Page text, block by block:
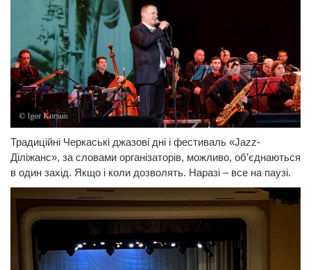
Традиційні Черкаські джазові дні і фестиваль «Jazz-
Діліжанс», за словами організаторів, можливо, об’єднаються
в один захід. Якщо і коли дозволять. Наразі – все на паузі.